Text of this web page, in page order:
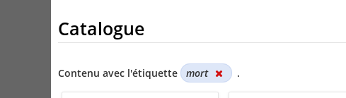
Catalogue
Contenu avec l'étiquette mort .